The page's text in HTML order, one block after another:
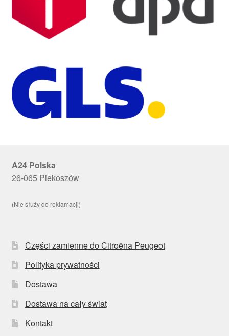
A24 Polska
26-065 Piekoszów
(Nie służy do reklamacji)
Części zamienne do Citroëna Peugeot
Polityka prywatności
Dostawa
Dostawa na cały świat
Kontakt